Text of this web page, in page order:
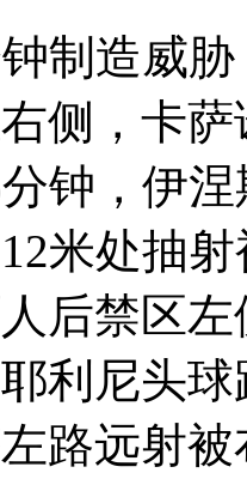
制造威
侧，卡
钟，伊
米处抽
后禁区
利尼头
路远射